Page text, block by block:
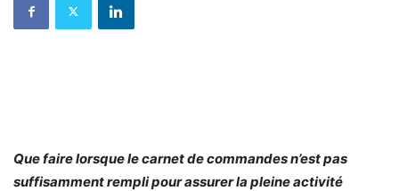
Que faire lorsque le carnet de commandes n’est pas
suffisamment rempli pour assurer la pleine activité